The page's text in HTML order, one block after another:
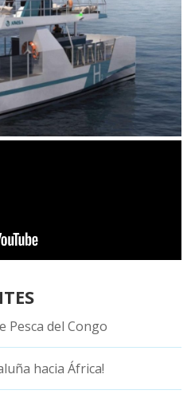
Pesca del Congo
hacia África!